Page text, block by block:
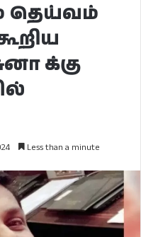
தெய்வம்
க்கு
Less than a minute